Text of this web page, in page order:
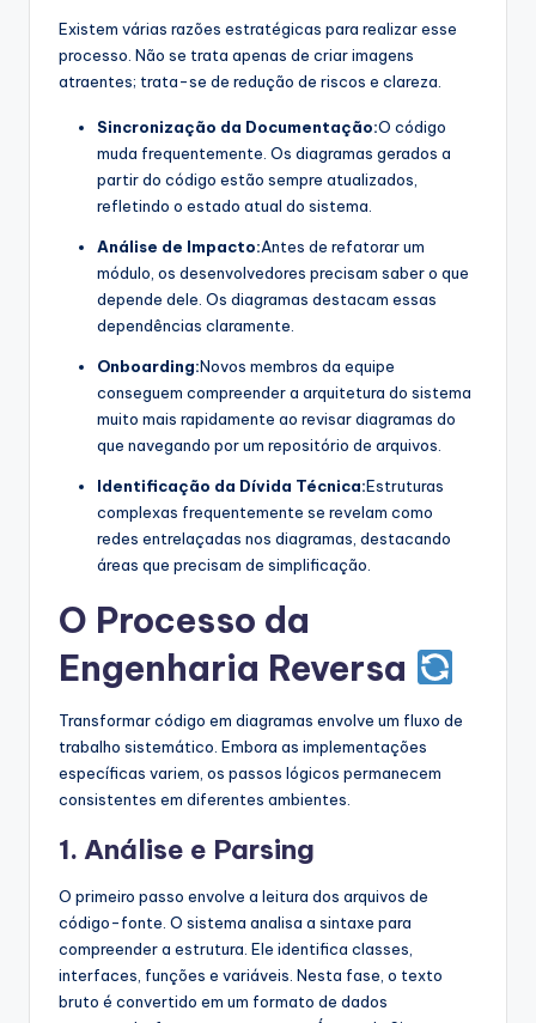
Existem várias razões estratégicas para realizar esse
processo. Não se trata apenas de criar imagens
atraentes; trata-se de redução de riscos e clareza.
Sincronização da Documentação:O código
muda frequentemente. Os diagramas gerados a
partir do código estão sempre atualizados,
refletindo o estado atual do sistema.
Análise de Impacto:Antes de refatorar um
módulo, os desenvolvedores precisam saber o que
depende dele. Os diagramas destacam essas
dependências claramente.
Onboarding:Novos membros da equipe
conseguem compreender a arquitetura do sistema
muito mais rapidamente ao revisar diagramas do
que navegando por um repositório de arquivos.
Identificação da Dívida Técnica:Estruturas
complexas frequentemente se revelam como
redes entrelaçadas nos diagramas, destacando
áreas que precisam de simplificação.
O Processo da
Engenharia Reversa
Transformar código em diagramas envolve um fluxo de
trabalho sistemático. Embora as implementações
específicas variem, os passos lógicos permanecem
consistentes em diferentes ambientes.
1. Análise e Parsing
O primeiro passo envolve a leitura dos arquivos de
código-fonte. O sistema analisa a sintaxe para
compreender a estrutura. Ele identifica classes,
interfaces, funções e variáveis. Nesta fase, o texto
bruto é convertido em um formato de dados